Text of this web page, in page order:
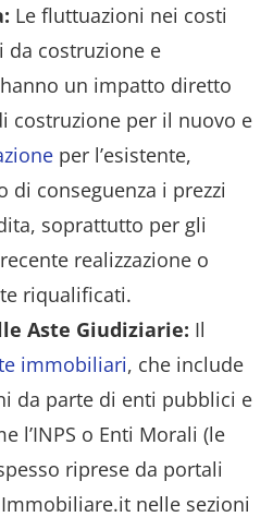
Le fluttuazioni nei costi
da costruzione e
hanno un impatto diretto
costruzione per il nuovo e
per l’esistente,
di conseguenza i prezzi
soprattutto per gli
realizzazione o
riqualificati.
Aste Giudiziarie: Il
immobiliari, che include
da parte di enti pubblici e
l’INPS o Enti Morali (le
riprese da portali
nelle sezioni